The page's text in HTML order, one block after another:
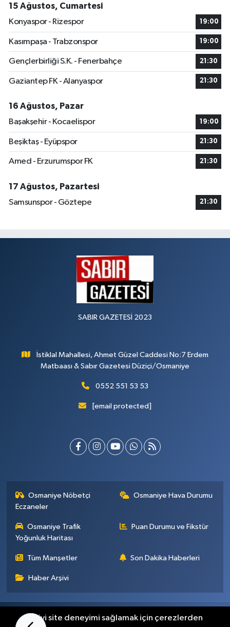
15 Ağustos, Cumartesi
Konyaspor - Rizespor
19:00
Kasımpaşa - Trabzonspor 19:00
Gençlerbirliği S.K. - Fenerbahçe 21:30
Gaziantep FK - Alanyaspor 21:30
16 Ağustos, Pazar
Başakşehir - Kocaelispor
19:00
Beşiktaş - Eyüpspor 21:30
Amed - Erzurumspor FK 21:30
17 Ağustos, Pazartesi
Samsunspor - Göztepe
21:30
SABIR GAZETESİ 2023
İstiklal Mahallesi, Ahmet Güzel Caddesi No:7 Erdem
Matbaası & Sabır Gazetesi Düziçi/Osmaniye
0552 551 53 53
[email protected]
Osmaniye Nöbetçi
Eczaneler
Osmaniye Hava Durumu
Osmaniye Trafik
Yoğunluk Haritası
Puan Durumu ve Fikstür
Tüm Manşetler Son Dakika Haberleri
Haber Arşivi
Künye İletişim Gizlilik Sözleşmesi
En iyi site deneyimi sağlamak için çerezlerden